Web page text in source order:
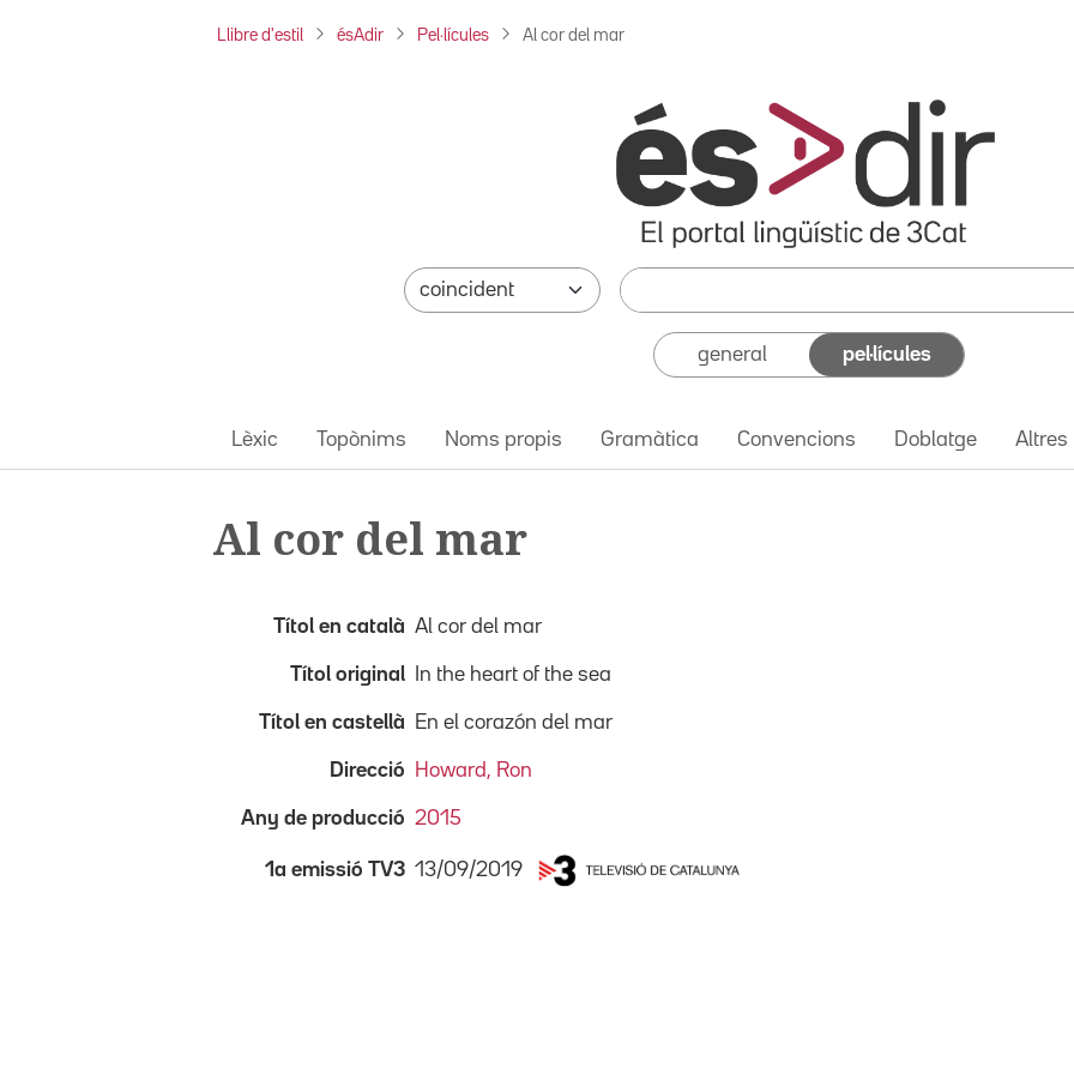
Llibre d'estil ésAdir Pel·lícules Al cor del mar
general pel·lícules
Lèxic Topònims Noms propis Gramàtica Convencions Doblatge Altres
Al cor del mar
Títol en català Al cor del mar
Títol original In the heart of the sea
Títol en castellà En el corazón del mar
Direcció Howard, Ron
Any de producció 2015
1a emissió TV3 13/09/2019